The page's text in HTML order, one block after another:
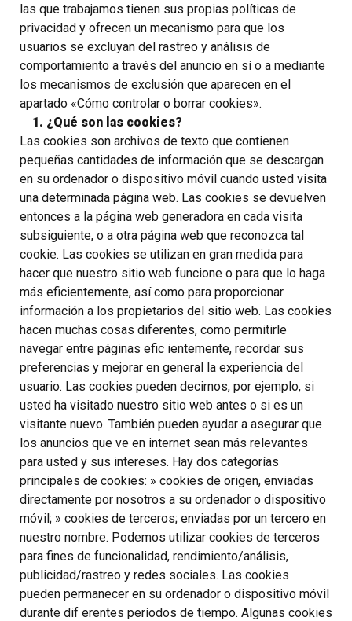
las que trabajamos tienen sus propias políticas de
privacidad y ofrecen un mecanismo para que los
usuarios se excluyan del rastreo y análisis de
comportamiento a través del anuncio en sí o a mediante
los mecanismos de exclusión que aparecen en el
apartado «Cómo controlar o borrar cookies».
1. ¿Qué son las cookies?
Las cookies son archivos de texto que contienen
pequeñas cantidades de información que se descargan
en su ordenador o dispositivo móvil cuando usted visita
una determinada página web. Las cookies se devuelven
entonces a la página web generadora en cada visita
subsiguiente, o a otra página web que reconozca tal
cookie. Las cookies se utilizan en gran medida para
hacer que nuestro sitio web funcione o para que lo haga
más eficientemente, así como para proporcionar
información a los propietarios del sitio web. Las cookies
hacen muchas cosas diferentes, como permitirle
navegar entre páginas efic ientemente, recordar sus
preferencias y mejorar en general la experiencia del
usuario. Las cookies pueden decirnos, por ejemplo, si
usted ha visitado nuestro sitio web antes o si es un
visitante nuevo. También pueden ayudar a asegurar que
los anuncios que ve en internet sean más relevantes
para usted y sus intereses. Hay dos categorías
principales de cookies: » cookies de origen, enviadas
directamente por nosotros a su ordenador o dispositivo
móvil; » cookies de terceros; enviadas por un tercero en
nuestro nombre. Podemos utilizar cookies de terceros
para fines de funcionalidad, rendimiento/análisis,
publicidad/rastreo y redes sociales. Las cookies
pueden permanecer en su ordenador o dispositivo móvil
durante dif erentes períodos de tiempo. Algunas cookies